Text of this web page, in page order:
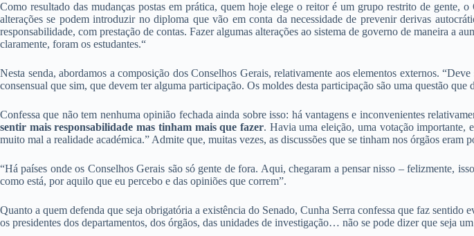
Como resultado das mudanças postas em prática, quem hoje elege o reitor é um grupo restrito de
alterações se podem introduzir no diploma que vão em conta da necessidade de prevenir derivas
responsabilidade, com prestação de contas. Fazer algumas alterações ao sistema de governo de maneira a
claramente, foram os estudantes.“
Nesta senda, abordamos a composição dos Conselhos Gerais, relativamente aos elementos externos.
consensual que sim, que devem ter alguma participação. Os moldes desta participação são uma questão que
Confessa que não tem nenhuma opinião fechada ainda sobre isso: há vantagens e inconvenientes
sentir mais responsabilidade mas tinham mais que fazer. Havia uma eleição, uma votação importante,
muito mal a realidade académica.” Admite que, muitas vezes, as discussões que se tinham nos órgãos eram
“Há países onde os Conselhos Gerais são só gente de fora. Aqui, chegaram a pensar nisso – felizmente,
como está, por aquilo que eu percebo e das opiniões que correm”.
Quanto a quem defenda que seja obrigatória a existência do Senado, Cunha Serra confessa que faz
os presidentes dos departamentos, dos órgãos, das unidades de investigação… não se pode dizer que seja